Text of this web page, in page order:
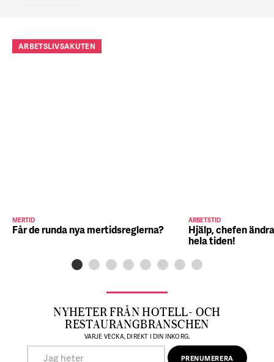
ARBETSLIVSAKUTEN
MERTID
Får de runda nya mertidsreglerna?
ARBETSTID
Hjälp, chefen
hela tiden!
NYHETER FRÅN HOTELL- OCH
RESTAURANGBRANSCHEN
VARJE VECKA, DIREKT I DIN INKORG.